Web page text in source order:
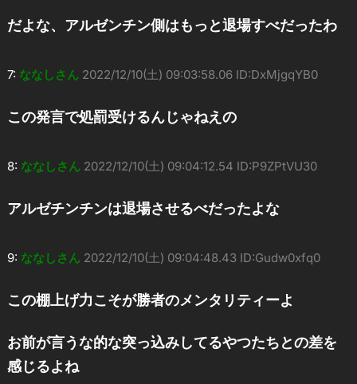
だよな、アルゼンチン側はもっと退場すべだったわ
7: ななしさん 2022/12/10(土) 09:03:58.06 ID:DxMjgqYB0
この発言で処罰受けるんじゃねえの
8: ななしさん 2022/12/10(土) 09:04:12.54 ID:P9ZPtVU30
アルゼチンチンは退場させるべだったよな
9: ななしさん 2022/12/10(土) 09:04:48.43 ID:Gudw0xfq0
この棚上げ力こそが勝者のメンタリティーよ
お前が言うな的な突っ込みしてるやつたちとの差を
感じるよね